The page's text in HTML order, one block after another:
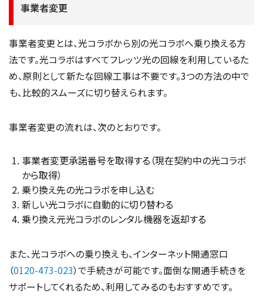
事業者変更
事業者変更とは、光コラボから別の光コラボへ乗り換える方
法です。光コラボはすべてフレッツ光の回線を利用しているた
め、原則として新たな回線工事は不要です。3つの方法の中で
も、比較的スムーズに切り替えられます。
事業者変更の流れは、次のとおりです。
事業者変更承諾番号を取得する（現在契約中の光コラボ
から取得）
乗り換え先の光コラボを申し込む
新しい光コラボに自動的に切り替わる
乗り換え元光コラボのレンタル機器を返却する
また、光コラボへの乗り換えも、インターネット開通窓口
（0120-473-023）で手続きが可能です。面倒な開通手続きを
サポートしてくれるため、利用してみるのもおすすめです。